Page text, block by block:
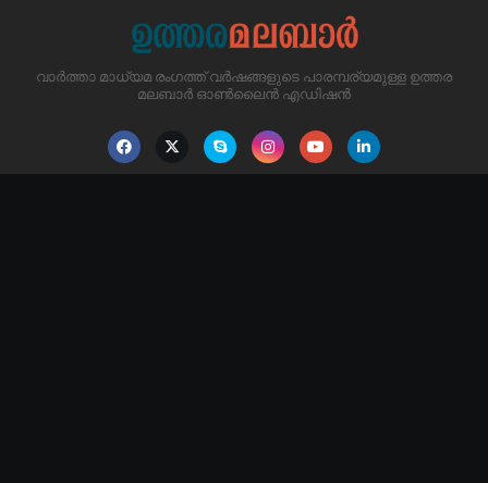
വാർത്താ മാധ്യമ രംഗത്ത് വർഷങ്ങളുടെ പാരമ്പര്യമുള്ള ഉത്തര
മലബാർ ഓൺലൈൻ എഡിഷൻ